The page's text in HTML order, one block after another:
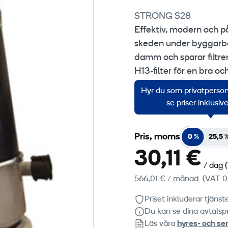
STRONG S28
Effektiv, modern och
skeden under
damm och sparar
H13-filter för en bra
filterrengöringssystem
Rätt val vid städning
Hyr du som
se priser
Pris, moms 0 % 25,5
30,11 € / dag
566,01 € / månad (VAT 0
Priset inkluderar
Du kan se dina
Läs våra hyres‑ och